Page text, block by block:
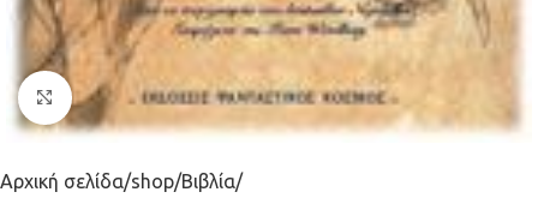
Κλικ για μεγέθυνση
Αρχική σελίδα shop Βιβλία